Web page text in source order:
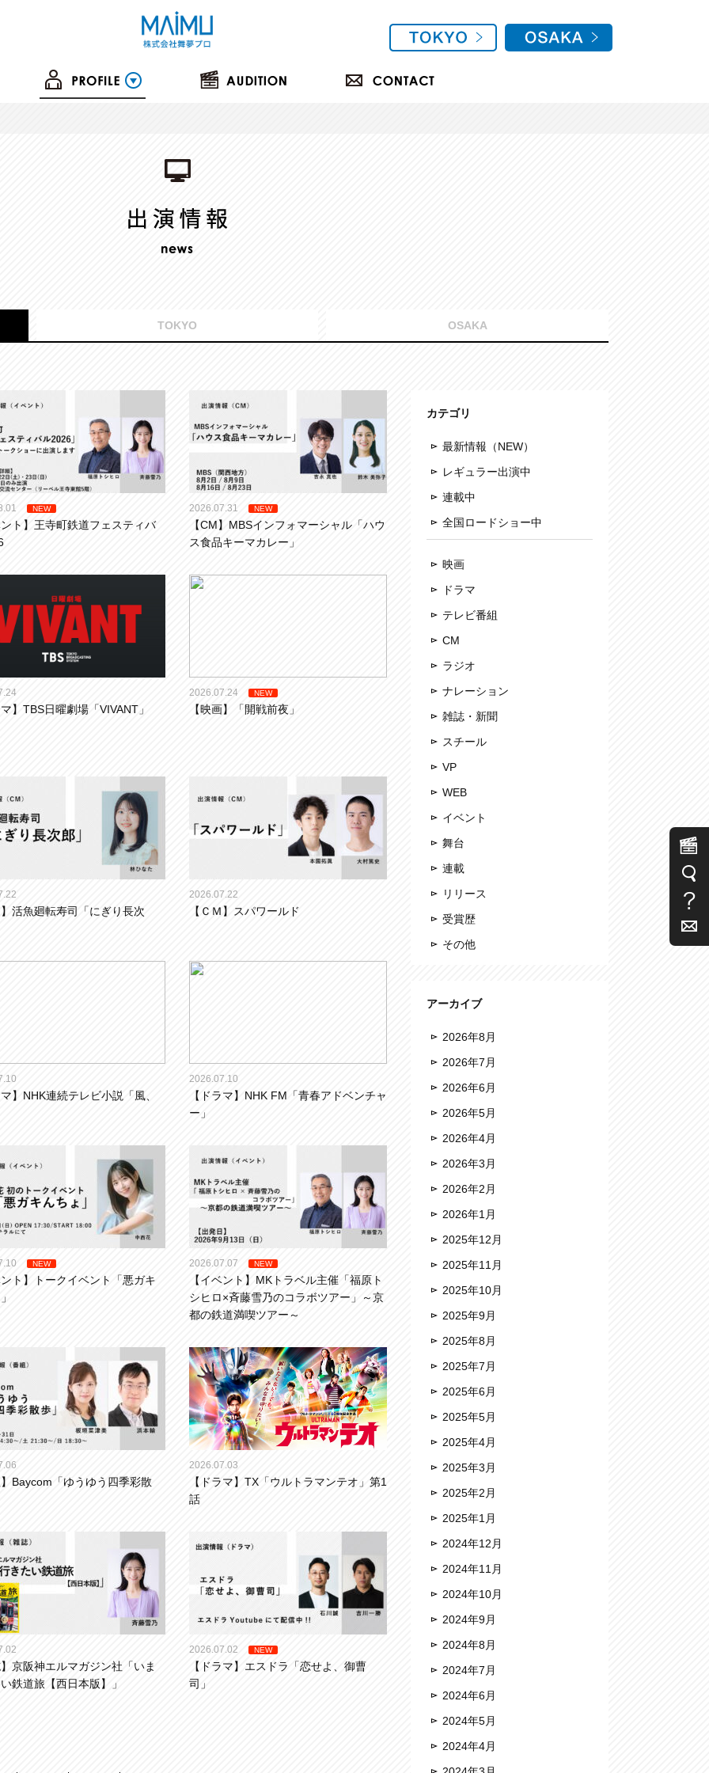
TOKYO OSAKA
NEW
ト】王寺町鉄道フェスティバ
2026.07.31 NEW
【CM】MBSインフォマーシャル「ハウ
ス食品キーマカレー」
】TBS日曜劇場「VIVANT」
2026.07.24 NEW
【映画】「開戦前夜」
活⿂廻転寿司「にぎり長次
2026.07.22
【ＣＭ】スパワールド
】NHK連続テレビ小説「風、
2026.07.10
【ドラマ】NHK FM「青春アドベンチャ
ー」
NEW
ト】トークイベント「悪ガキ
2026.07.07 NEW
【イベント】MKトラベル主催「福原ト
シヒロ×斉藤雪乃のコラボツアー」～京
都の鉄道満喫ツアー～
Baycom「ゆうゆう四季彩散
2026.07.03
【ドラマ】TX「ウルトラマンテオ」第1
話
京阪神エルマガジン社「いま
鉄道旅【西日本版】」
2026.07.02 NEW
【ドラマ】エスドラ「恋せよ、御曹
司」
カテゴリ
最新情報（NEW）
レギュラー出演中
連載中
全国ロードショー中
映画
ドラマ
テレビ番組
CM
ラジオ
ナレーション
雑誌・新聞
スチール
VP
WEB
イベント
舞台
連載
リリース
受賞歴
その他
アーカイブ
2026年8月
2026年7月
2026年6月
2026年5月
2026年4月
2026年3月
2026年2月
2026年1月
2025年12月
2025年11月
2025年10月
2025年9月
2025年8月
2025年7月
2025年6月
2025年5月
2025年4月
2025年3月
2025年2月
2025年1月
2024年12月
2024年11月
2024年10月
2024年9月
2024年8月
2024年7月
2024年6月
2024年5月
2024年4月